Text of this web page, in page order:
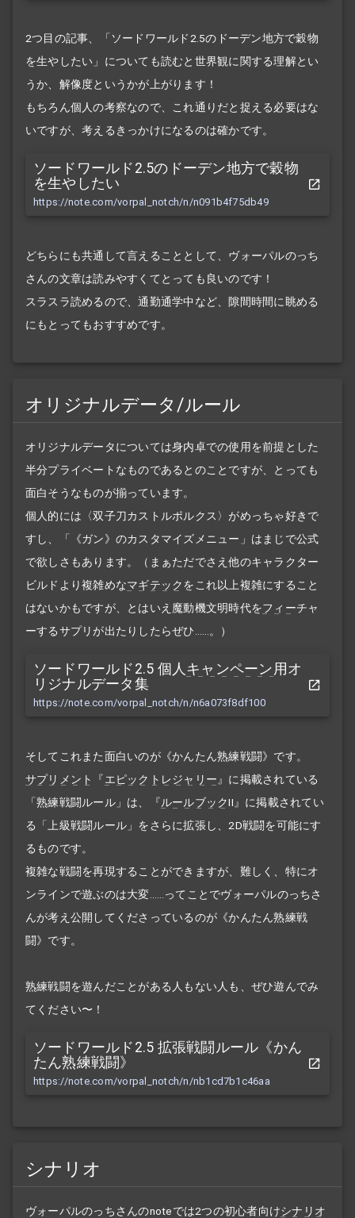
2つ目の記事、「ソードワールド2.5のドーデン地方で穀物
を生やしたい」についても読むと世界観に関する理解とい
うか、解像度というかが上がります！
もちろん個人の考察なので、これ通りだと捉える必要はな
いですが、考えるきっかけになるのは確かです。
ソードワールド2.5のドーデン地方で穀物
を生やしたい
https://note.com/vorpal_notch/n/n091b4f75db49
どちらにも共通して言えることとして、ヴォーパルのっち
さんの文章は読みやすくてとっても良いのです！
スラスラ読めるので、通勤通学中など、隙間時間に眺める
にもとってもおすすめです。
オリジナルデータ/ルール
オリジナルデータについては身内卓での使用を前提とした
半分プライベートなものであるとのことですが、とっても
面白そうなものが揃っています。
個人的には〈双子刀カストルポルクス〉がめっちゃ好きで
すし、「《ガン》のカスタマイズメニュー」はまじで公式
で欲しさもあります。（まぁただでさえ他のキャラクター
ビルドより複雑めなマギテックをこれ以上複雑にすること
はないかもですが、とはいえ魔動機文明時代をフィーチャ
ーするサプリが出たりしたらぜひ……。）
ソードワールド2.5 個人 キャンペーン 用オ
リジナルデータ集
https://note.com/vorpal_notch/n/n6a073f8df100
そしてこれまた面白いのが《かんたん熟練戦闘》です。
サプリメント
『エピックトレジャリー 』に掲載されている
「熟練戦闘ルール」は、『ルールブックII』に掲載されてい
る「上級戦闘ルール」をさらに拡張し、2D戦闘を可能にす
るものです。
複雑な戦闘を再現することができますが、難しく、特にオ
ンラインで遊ぶのは大変……ってことでヴォーパルのっちさ
んが考え公開してくださっているのが《かんたん熟練戦
闘》です。
熟練戦闘を遊んだことがある人もない人も、ぜひ遊んでみ
てください〜！
ソードワールド2.5 拡張戦闘ルール《かん
たん熟練戦闘》
https://note.com/vorpal_notch/n/nb1cd7b1c46aa
シナリオ
ヴォーパルのっちさんのnoteでは2つの初心者向けシナリオ